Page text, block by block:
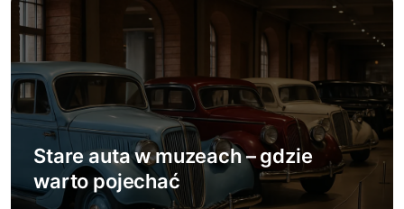
Stare auta w muzeach – gdzie
warto pojechać